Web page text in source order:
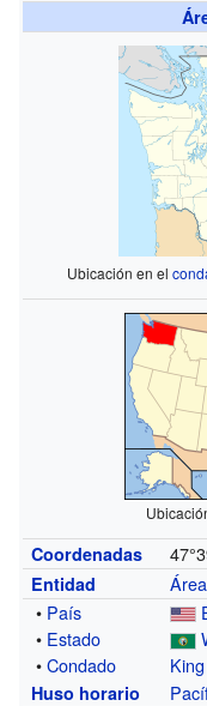
Ubicación en el
Coordenadas
Entidad
• País
• Estado
•Condado King
Huso horario